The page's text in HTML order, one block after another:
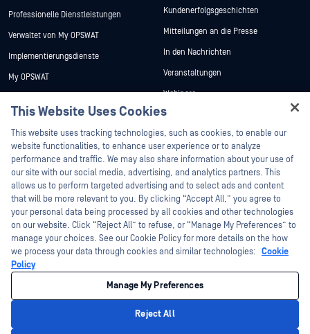
Professionelle Dienstleistungen
Verwaltet von My OPSWAT
Implementierungsdienste
My OPSWAT
Programm zur Behebung von
Sicherheitslücken
Partner
Zertifizierung
Technologie-Partner
Partner Programm
Kundenerfolgsgeschichten
Mitteilungen an die Presse
In den Nachrichten
Veranstaltungen
Webinare
Datenblätter
Weiße Papiere
Kostenlose Tools
©2026 OPSWAT . Alle Rechte vorbehalten. OPSWAT, MetaDefender, Metascan,
MetaAccess, das OPSWAT , Trust no File. Trust No Device., OPSWAT , Protecting the
World's Critical Infrastructure, Deep CDR™ Technology, InQuest, das InQuest-Logo,
DFI, RetroHunt, Deep File Inspection und Join the Hunt sind Marken von OPSWAT .
Marken von Drittanbietern sind Eigentum ihrer jeweiligen Inhaber.
Cookie-Präferenzen verwalten
Entscheidungen zum Datenschutz in Kalifornien
This Website Uses Cookies
This website uses tracking technologies, such as cookies, to enable our
website functionalities, to enhance user experience or to analyze
performance and traffic. We may also share information about your use of
our site with our social media, advertising, and analytics partners. This
allows us to perform targeted advertising and to select ads and content
that will be more relevant to you. By clicking “Accept All,” you agree to
your personal data being processed by all cookies and other technologies
on our website. Click “Reject All” to refuse, or “Manage My Preferences” to
manage your choices. See our Cookie Policy for more details on the how
we process your data through cookies and similar technologies: Cookie
Policy
Manage My Preferences
Reject All
Hey there!
I'm Ozzy, your OPSWAT virtual assistant.
How can I help you secure what's critical
today?